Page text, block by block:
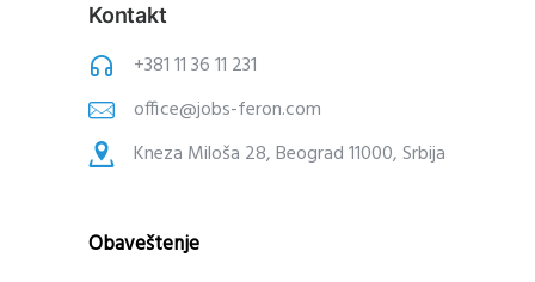
Kontakt
+381 11 36 11 231
office@jobs-feron.com
Kneza Miloša 28, Beograd 11000, Srbija
Obaveštenje